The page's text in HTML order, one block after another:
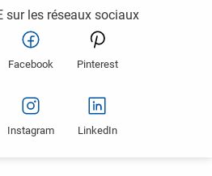
sur les réseaux sociaux
Facebook Pinterest
Instagram LinkedIn